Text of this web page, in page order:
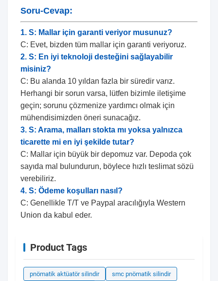
Soru-Cevap:
1. S: Mallar için garanti veriyor musunuz?
C: Evet, bizden tüm mallar için garanti veriyoruz.
2. S: En iyi teknoloji desteğini sağlayabilir
misiniz?
C: Bu alanda 10 yıldan fazla bir süredir varız.
Herhangi bir sorun varsa, lütfen bizimle iletişime
geçin; sorunu çözmenize yardımcı olmak için
mühendisimizden öneri sunacağız.
3. S: Arama, malları stokta mı yoksa yalnızca
ticarette mi en iyi şekilde tutar?
C: Mallar için büyük bir depomuz var. Depoda çok
sayıda mal bulundurun, böylece hızlı teslimat sözü
verebiliriz.
4. S: Ödeme koşulları nasıl?
C: Genellikle T/T ve Paypal aracılığıyla Western
Union da kabul eder.
Product Tags
pnömatik aktüatör silindir
smc pnömatik silindir